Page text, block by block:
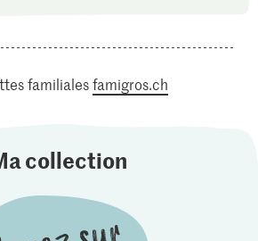
familialesfamigros.ch
collection